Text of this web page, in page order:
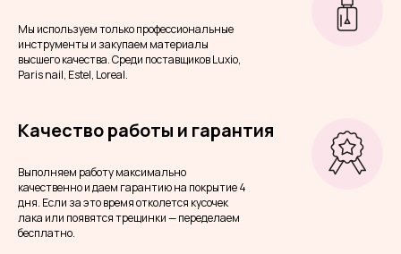
Мы используем только профессиональные
инструменты и закупаем материалы
высшего качества. Среди поставщиков Luxio,
Paris nail, Estel, Loreal.
Качество работы и гарантия
Выполняем работу максимально
качественно и даем гарантию на покрытие 4
дня. Если за это время отколется кусочек
лака или появятся трещинки — переделаем
бесплатно.